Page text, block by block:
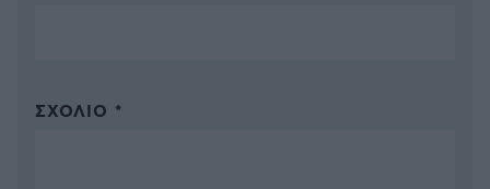
ΣΧΌΛΙΟ *